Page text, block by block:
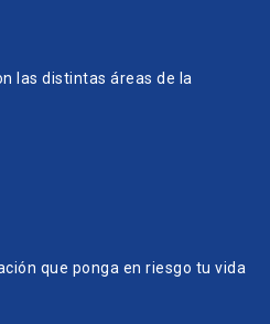
las distintas áreas de la
que ponga en riesgo tu vida